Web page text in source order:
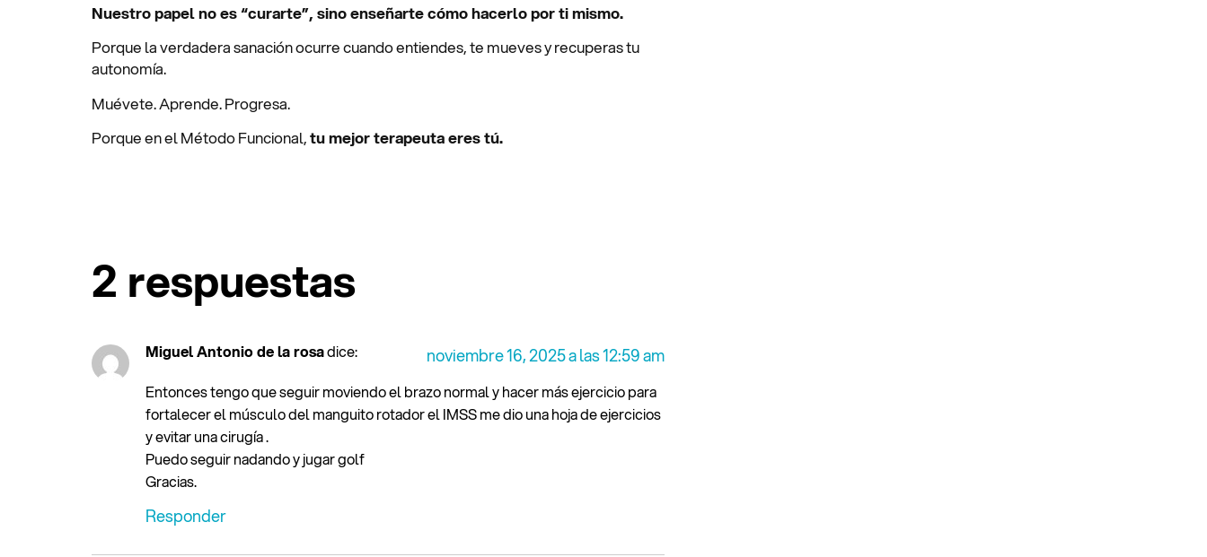
Nuestro papel no es “curarte”, sino enseñarte cómo hacerlo por ti mismo.
Porque la verdadera sanación ocurre cuando entiendes, te mueves y recuperas tu
autonomía.
Muévete. Aprende. Progresa.
Porque en el Método Funcional,tu mejor terapeuta eres tú.
2 respuestas
Miguel Antonio de la rosadice: noviembre 16, 2025 a las 12:59 am
Entonces tengo que seguir moviendo el brazo normal y hacer más ejercicio para
fortalecer el músculo del manguito rotador el IMSS me dio una hoja de ejercicios
y evitar una cirugía .
Puedo seguir nadando y jugar golf
Gracias.
Responder